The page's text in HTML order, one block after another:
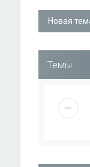
Новая
Темы